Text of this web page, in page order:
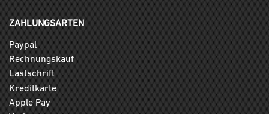
ZAHLUNGSARTEN
Paypal
Rechnungskauf
Lastschrift
Kreditkarte
Apple Pay